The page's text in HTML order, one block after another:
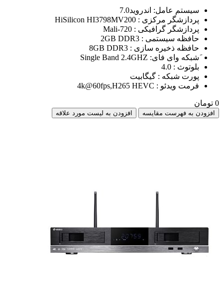
سیستم عامل: اندروید7.0
پردازشگر مرکزی : HiSilicon HI3798MV200
پردازشگر گرافیکی : Mali-720
حافظه سیستمی : 2GB DDR3
حافظه ذخیره سازی : 8GB DDR3
َشبکه وای فای: Single Band 2.4GHZ
بلوتوث : 4.0
پورت شبکه : گیگابیت
فرمت ویدئو : 4k@60fps,H265 HEVC
0 تومان
افزودن به فهرست مقایسه افزودن به لیست مورد علاقه